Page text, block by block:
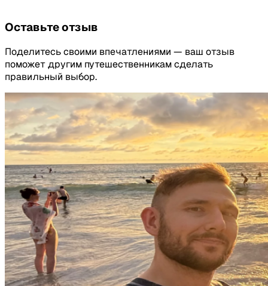
Оставьте отзыв
Поделитесь своими впечатлениями — ваш отзыв
поможет другим путешественникам сделать
правильный выбор.